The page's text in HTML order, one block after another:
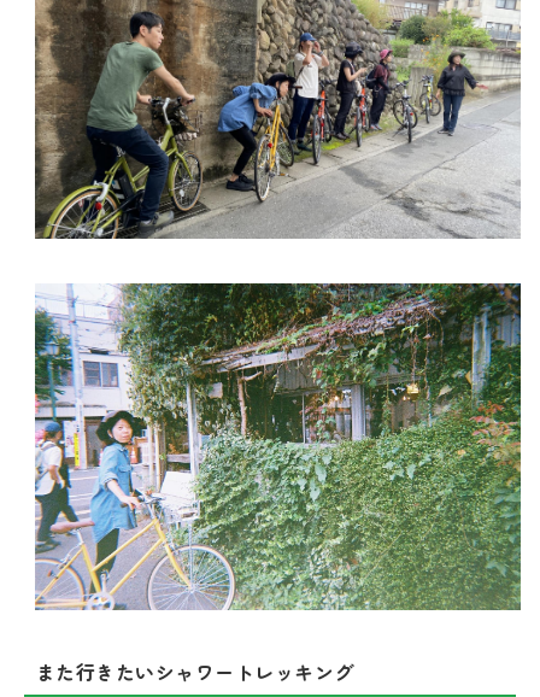
また行きたいシャワートレッキング